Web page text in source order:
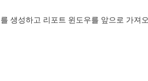
생성하고 리포트 윈도우를 앞으로 가져